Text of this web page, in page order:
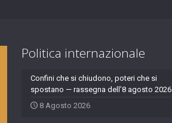
Politica internazionale
Confini che si chiudono, poteri che si
spostano — rassegna dell’8 agosto 2026
8 Agosto 2026